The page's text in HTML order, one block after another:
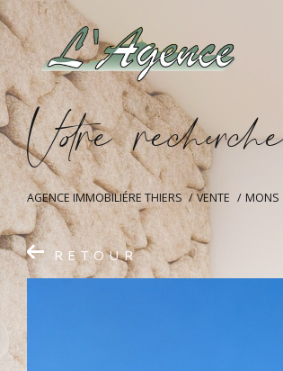
Vore recece
AGENCE IMMOBILIÉRE THIERS VENTE MONS
RETOUR